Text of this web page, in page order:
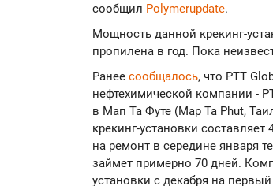
сообщил Polymerupdate.
Мощность данной крекинг-
пропилена в год. Пока
Ранее сообщалось, что PTT
нефтехимической компании -
в Мап Та Футе (Map Ta Phut,
крекинг-установки
на ремонт в середине января
займет примерно 70 дней.
установки с декабря на первый